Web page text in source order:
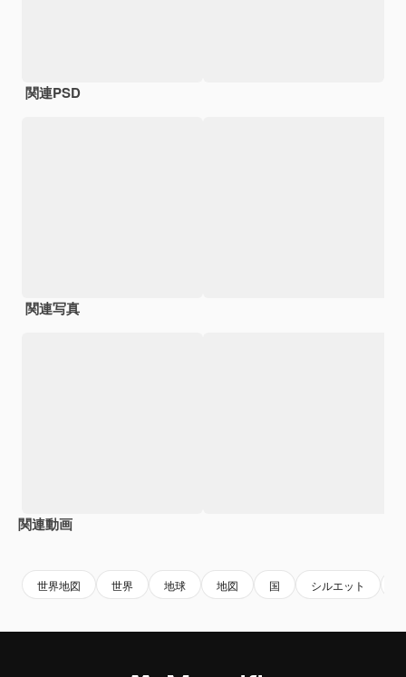
関連PSD
関連写真
関連動画
世界地図 世界 地球 地図 国 シルエット